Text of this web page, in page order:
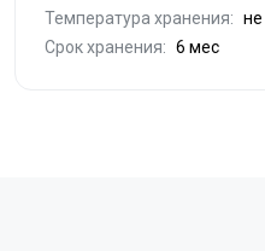
Температура хранения:
Срок хранения: 6 мес